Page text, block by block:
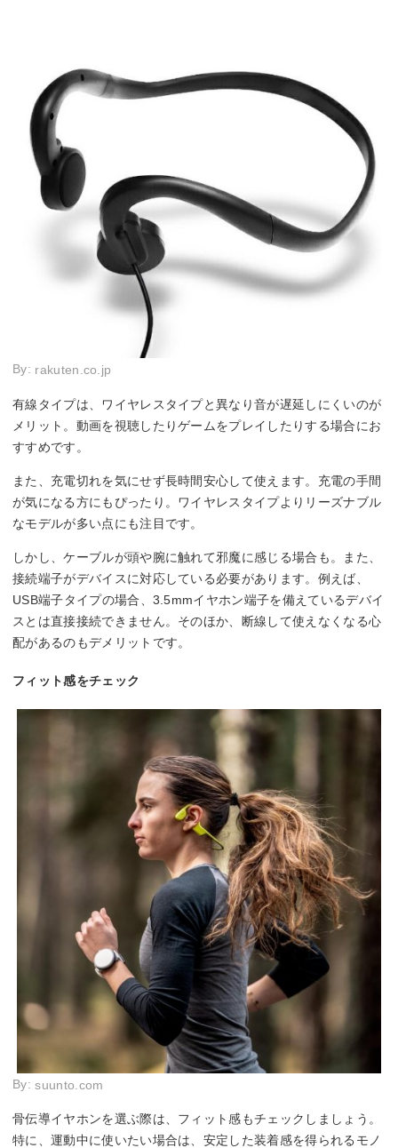
By: rakuten.co.jp
有線タイプは、ワイヤレスタイプと異なり音が遅延しにくいのが
メリット。動画を視聴したりゲームをプレイしたりする場合にお
すすめです。
また、充電切れを気にせず長時間安心して使えます。充電の手間
が気になる方にもぴったり。ワイヤレスタイプよりリーズナブル
なモデルが多い点にも注目です。
しかし、ケーブルが頭や腕に触れて邪魔に感じる場合も。また、
接続端子がデバイスに対応している必要があります。例えば、
USB端子タイプの場合、3.5mmイヤホン端子を備えているデバイ
スとは直接接続できません。そのほか、断線して使えなくなる心
配があるのもデメリットです。
フィット感をチェック
By: suunto.com
骨伝導イヤホンを選ぶ際は、フィット感もチェックしましょう。
特に、運動中に使いたい場合は、安定した装着感を得られるモノ